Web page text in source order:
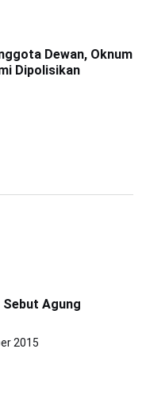
Dewan, Oknum
Dipolisikan
Agung
2015